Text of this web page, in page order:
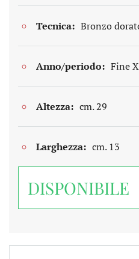
Tecnica: Bronzo
Anno/periodo: Fine
Altezza: cm. 29
Larghezza: cm. 13
DISPONIBILE